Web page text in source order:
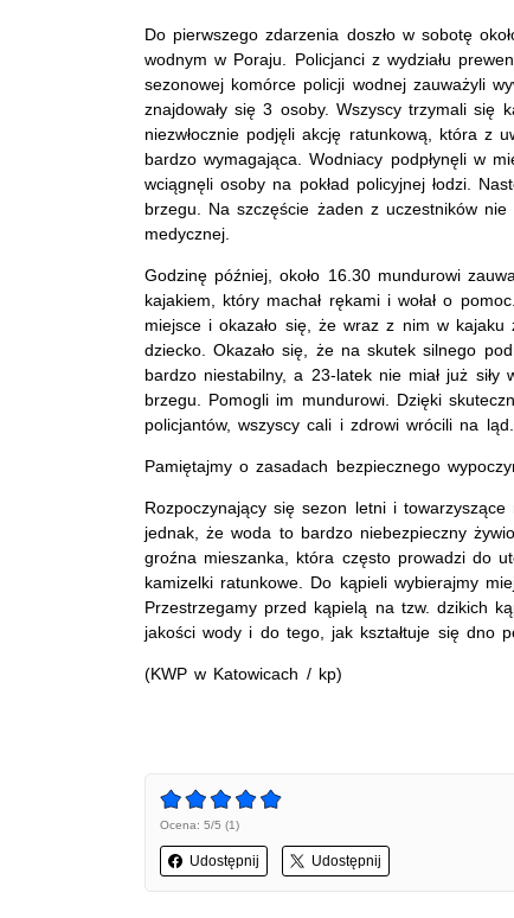
Do pierwszego zdarzenia doszło w sobotę
wodnym w Poraju. Policjanci z wydziału
sezonowej komórce policji wodnej zauważyli
znajdowały się 3 osoby. Wszyscy trzymali się
niezwłocznie podjęli akcję ratunkową, która z
bardzo wymagająca. Wodniacy podpłynęli w
wciągnęli osoby na pokład policyjnej łodzi.
brzegu. Na szczęście żaden z uczestników nie
medycznej.
Godzinę później, około 16.30 mundurowi
kajakiem, który machał rękami i wołał o
miejsce i okazało się, że wraz z nim w kajaku
dziecko. Okazało się, że na skutek silnego
bardzo niestabilny, a 23-latek nie miał już siły
brzegu. Pomogli im mundurowi. Dzięki
policjantów, wszyscy cali i zdrowi wrócili na ląd.
Pamiętajmy o zasadach bezpiecznego
Rozpoczynający się sezon letni i
jednak, że woda to bardzo niebezpieczny
groźna mieszanka, która często prowadzi do
kamizelki ratunkowe. Do kąpieli wybierajmy
Przestrzegamy przed kąpielą na tzw. dzikich
jakości wody i do tego, jak kształtuje się dno
(KWP w Katowicach / kp)
Ocena: 5/5 (1)
Udostępnij Udostępnij